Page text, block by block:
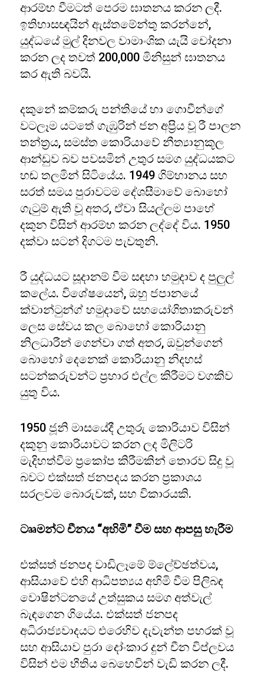
ආරම්භ වීමටත් පෙරම ඝාතනය කරන ලදී.
ඉතිහාසඥයින් ඇස්තමේන්තු කරන්නේ,
යුද්ධයේ මුල් දිනවල වාමාංශික යැයි චෝදනා
කරන ලද තවත් 200,000 මිනිසුන් ඝාතනය
කර ඇති බවයි.
දකුනේ කම්කරු පන්තියේ හා ගොවීන්ගේ
වටලෑම යටතේ ගැඹුරින් ජන අප්‍රිය වූ රී පාලන
තන්ත‍්‍රය, සමස්ත කොරියාවේ නීත්‍යානුකූල
ආන්ඩුව බව පවසමින් උතුර සමග යුද්ධයකට
හඬ තලමින් සිටියේය. 1949 ගිම්හානය සහ
සරත් සමය පුරාවටම දේශසීමාවේ බොහෝ
ගැටුම් ඇති වූ අතර, ඒවා සියල්ලම පාහේ
දකුන විසින් ආරම්භ කරන ලද්දේ විය. 1950
දක්වා සටන් දිගටම පැවතුනි.
රී යුද්ධයට සූදානම් වීම සඳහා හමුදාව ද පුලුල්
කලේය. විශේෂයෙන්, ඔහු ජපානයේ
ක්වාන්ටුන්ග් හමුදාවේ සහයෝගිතාකරුවන්
ලෙස සේවය කල බොහෝ කොරියානු
නිලධාරීන් ගෙන්වා ගත් අතර, ඔවුන්ගෙන්
බොහෝ දෙනෙක් කොරියානු නිදහස්
සටන්කරුවන්ට ප්‍රහාර එල්ල කිරීමට වගකිව
යුතු විය.
1950 ජූනි මාසයේදී උතුරු කොරියාව විසින්
දකුනු කොරියාවට කරන ලද මිලිටරි
මැදිහත්වීම ප්‍රකෝප කිරීමකින් තොරව සිදු වූ
බවට එක්සත් ජනපදය කරන ප්‍රකාශය
සරලවම බොරුවක්, සහ විකාරයකි.
ටෲමන්ට චීනය “අහිමි” වීම සහ ආපසු හැරීම
එක්සත් ජනපද වාඩිලෑමේ ම්ලේච්ඡත්වය,
ආසියාවේ එහි ආධිපත්‍යය අහිමි වීම පිලිබඳ
වොෂින්ටනයේ උත්සුකය සමග අත්වැල්
බැඳගෙන ගියේය. එක්සත් ජනපද
අධිරාජ්‍යවාදයට එරෙහිව දැවැන්ත පහරක් වූ
සහ ආසියාව පුරා දෝංකාර දුන් චීන විප්ලවය
විසින් එම භීතිය බෙහෙවින් වැඩි කරන ලදී.